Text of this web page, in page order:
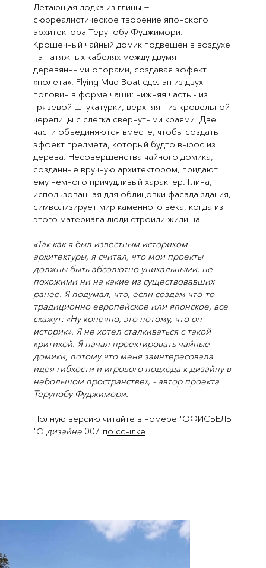
Летающая лодка из глины −
сюрреалистическое творение японского
архитектора Терунобу Фуджимори.
Крошечный чайный домик подвешен в воздухе
на натяжных кабелях между двумя
деревянными опорами, создавая эффект
«полета». Flying Mud Boat сделан из двух
половин в форме чаши: нижняя часть - из
грязевой штукатурки, верхняя - из кровельной
черепицы с слегка свернутыми краями. Две
части объединяются вместе, чтобы создать
эффект предмета, который будто вырос из
дерева. Несовершенства чайного домика,
созданные вручную архитектором, придают
ему немного причудливый характер. Глина,
использованная для облицовки фасада здания,
символизирует мир каменного века, когда из
этого материала люди строили жилища.
«Так как я был известным историком
архитектуры, я считал, что мои проекты
должны быть абсолютно уникальными, не
похожими ни на какие из существовавших
ранее. Я подумал, что, если создам что-то
традиционно европейское или японское, все
скажут: «Ну конечно, это потому, что он
историк». Я не хотел сталкиваться с такой
критикой. Я начал проектировать чайные
домики, потому что меня заинтересовала
идея гибкости и игрового подхода к дизайну в
небольшом пространстве», - автор проекта
Терунобу Фуджимори.
Полную версию читайте в номере 'ОФИСЬЕЛЬ
'О дизайне007 по ссылке